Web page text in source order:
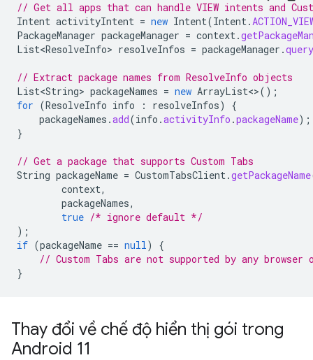
// Get all apps that can handle VIEW intents and
Intent activityIntent = new Intent(Intent.
PackageManager packageManager = context.
List<ResolveInfo> resolveInfos = packageManager .
// Extract package names from ResolveInfo objects
List<String> packageNames = new ArrayList<>();
for (ResolveInfo info : resolveInfos)
{
packageNames .add(info .activityInfo .packageName);
}
// Get a package that supports Custom Tabs
String packageName = CustomTabsClient.getPackageName
context,
packageNames,
true /* ignore default */
);
if (packageName == null)
{
// Custom Tabs are not supported by any browser
}
Thay đổi về chế độ hiển thị gói trong
Android 11